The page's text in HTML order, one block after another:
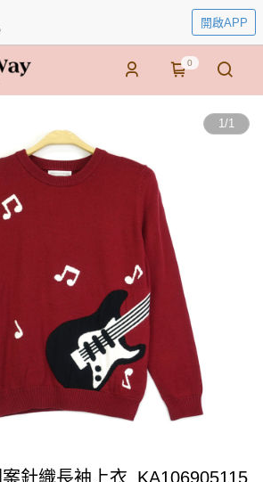
開啟APP
0
1/1
針織長袖上衣_KA106905115